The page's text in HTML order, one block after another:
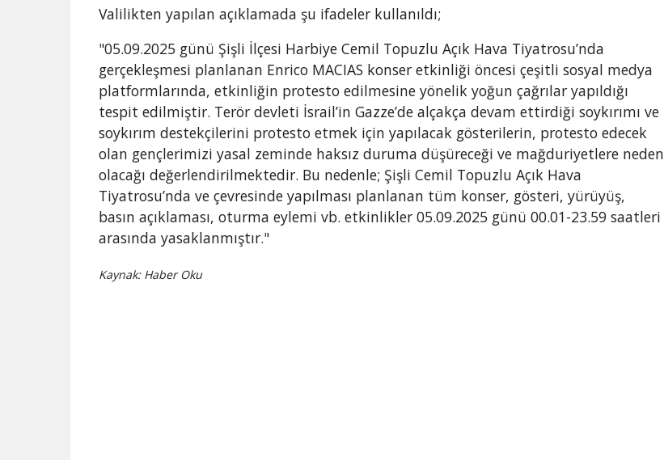
Valilikten yapılan açıklamada şu ifadeler kullanıldı;
"05.09.2025 günü Şişli İlçesi Harbiye Cemil Topuzlu Açık Hava Tiyatrosu’nda
gerçekleşmesi planlanan Enrico MACIAS konser etkinliği öncesi çeşitli sosyal medya
platformlarında, etkinliğin protesto edilmesine yönelik yoğun çağrılar yapıldığı
tespit edilmiştir. Terör devleti İsrail’in Gazze’de alçakça devam ettirdiği soykırımı ve
soykırım destekçilerini protesto etmek için yapılacak gösterilerin, protesto edecek
olan gençlerimizi yasal zeminde haksız duruma düşüreceği ve mağduriyetlere neden
olacağı değerlendirilmektedir. Bu nedenle; Şişli Cemil Topuzlu Açık Hava
Tiyatrosu’nda ve çevresinde yapılması planlanan tüm konser, gösteri, yürüyüş,
basın açıklaması, oturma eylemi vb. etkinlikler 05.09.2025 günü 00.01-23.59 saatleri
arasında yasaklanmıştır."
Kaynak: Haber Oku